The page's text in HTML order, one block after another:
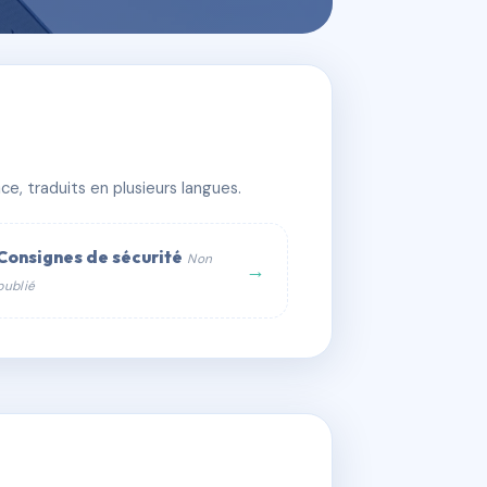
traduits en plusieurs langues.
de sécurité Non
→